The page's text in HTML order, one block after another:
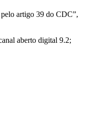
artigo 39 do CDC”,
aberto digital 9.2;